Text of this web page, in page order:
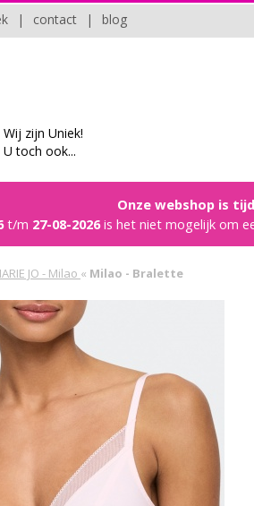
blog
|
contact
|
Wij zijn Uniek!
U toch ook...
Onze webshop is
t/m 27-08-2026is het niet mogelijk om
JO - Milao « Milao - Bralette